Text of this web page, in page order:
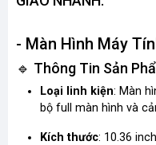
- Màn Hình Máy
🔹 Thông Tin Sản
Loại linh kiện: Màn
bộ full màn hình và
Kích thước: 10.36 inch